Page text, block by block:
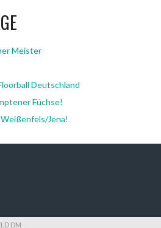
Meister
Deutschland
Füchse!
Jena!
DM